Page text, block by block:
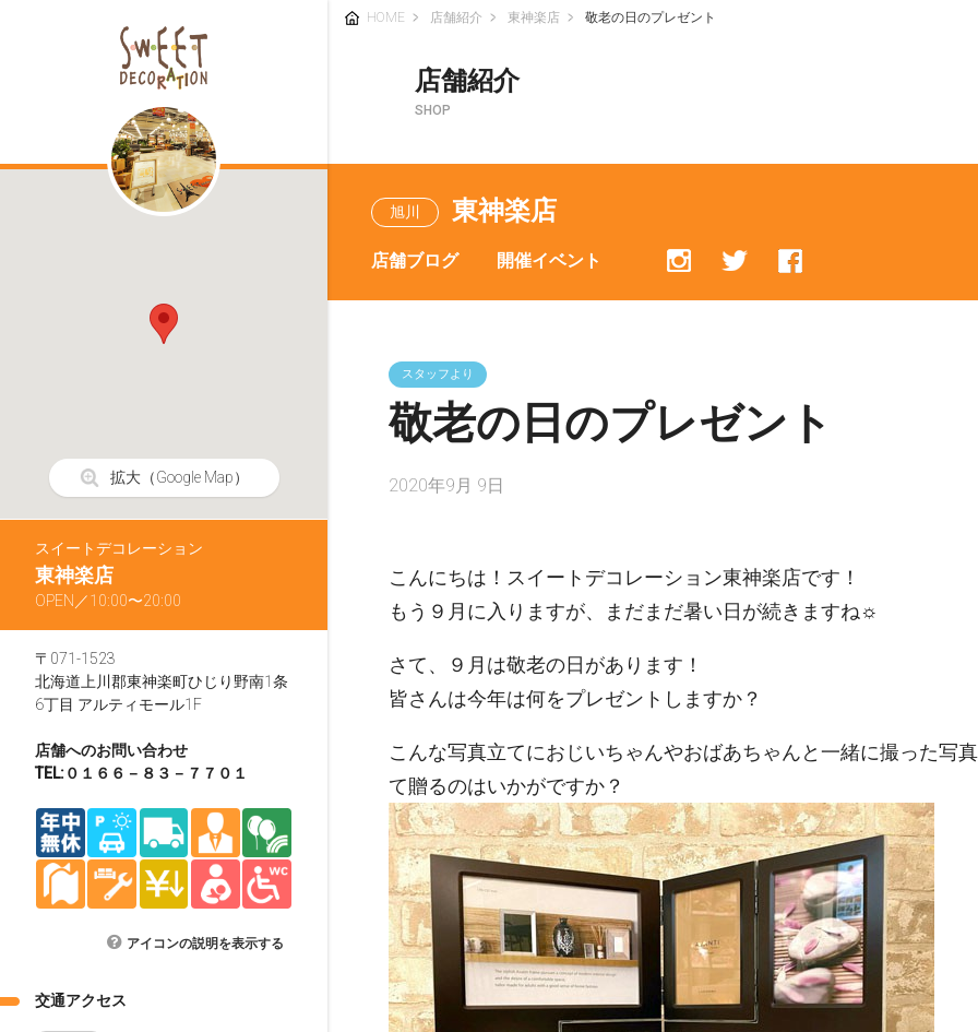
拡大（Google Map）
スイートデコレーション
東神楽店
OPEN／10:00〜20:00
〒071-1523
北海道上川郡東神楽町ひじり野南1条
6丁目 アルティモール1F
店舗へのお問い合わせ
TEL:０１６６－８３－７７０１
アイコンの説明を表示する
交通アクセス
HOME 店舗紹介 東神楽店 敬老の日のプレゼント
店舗紹介
SHOP
旭川 東神楽店
店舗ブログ 開催イベント
スタッフより
敬老の日のプレゼント
2020年9月 9日
こんにちは！スイートデコレーション東神楽店です！
もう９月に入りますが、まだまだ暑い日が続きますね☼
さて、９月は敬老の日があります！
皆さんは今年は何をプレゼントしますか？
こんな写真立てにおじいちゃんやおばあちゃんと一緒に撮った写
て贈るのはいかがですか？